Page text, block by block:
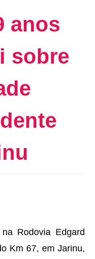
anos
sobre
Rodovia Edgard
Km 67, em Jarinu,